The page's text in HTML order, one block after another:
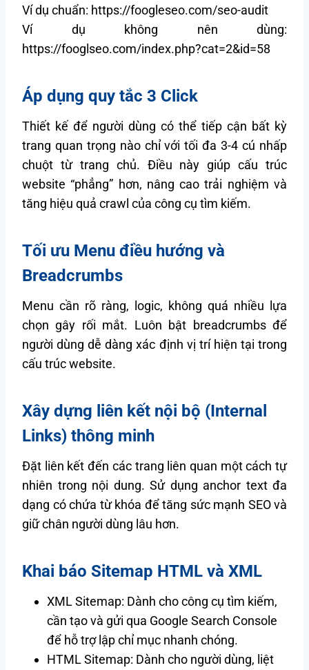
Ví dụ chuẩn: https://foogleseo.com/seo-audit
Ví dụ không nên dùng:
https://fooglseo.com/index.php?cat=2&id=58
Áp dụng quy tắc 3 Click
Thiết kế để người dùng có thể tiếp cận bất kỳ
trang quan trọng nào chỉ với tối đa 3-4 cú nhấp
chuột từ trang chủ. Điều này giúp cấu trúc
website “phẳng” hơn, nâng cao trải nghiệm và
tăng hiệu quả crawl của công cụ tìm kiếm.
Tối ưu Menu điều hướng và
Breadcrumbs
Menu cần rõ ràng, logic, không quá nhiều lựa
chọn gây rối mắt. Luôn bật breadcrumbs để
người dùng dễ dàng xác định vị trí hiện tại trong
cấu trúc website.
Xây dựng liên kết nội bộ (Internal
Links) thông minh
Đặt liên kết đến các trang liên quan một cách tự
nhiên trong nội dung. Sử dụng anchor text đa
dạng có chứa từ khóa để tăng sức mạnh SEO và
giữ chân người dùng lâu hơn.
Khai báo Sitemap HTML và XML
XML Sitemap: Dành cho công cụ tìm kiếm,
cần tạo và gửi qua Google Search Console
để hỗ trợ lập chỉ mục nhanh chóng.
HTML Sitemap: Dành cho người dùng, liệt